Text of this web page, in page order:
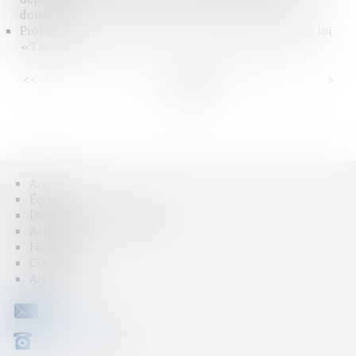
donations
Protection de l’enfance : les textes d’application de la loi
«Taquet »
<<
>
Accueil
Articles